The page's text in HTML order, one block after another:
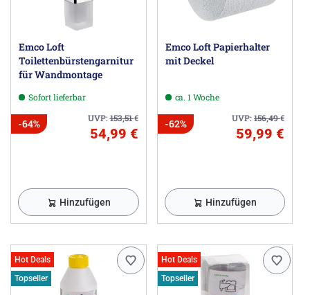
Emco Loft
Toilettenbürstengarnitur
für Wandmontage
Sofort lieferbar
UVP:153,51€
-64%
54,99 €
Hinzufügen
Emco Loft Papierhalter
mit Deckel
ca. 1 Woche
UVP:156,49€
-62%
59,99 €
Hinzufügen
Hot Deals
Topseller
Hot Deals
Topseller